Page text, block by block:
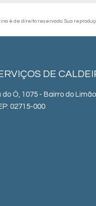
é de direito reservado. Sua
DE
Ó, 1075 - Bairro do Limão
02715-000